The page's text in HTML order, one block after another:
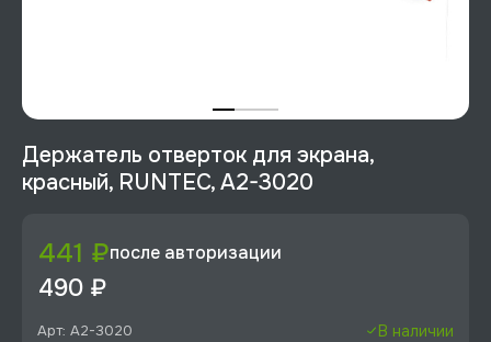
Держатель отверток для экрана,
красный, RUNTEC, A2-3020
441 ₽после авторизации
490 ₽
Арт: A2-3020 В наличии